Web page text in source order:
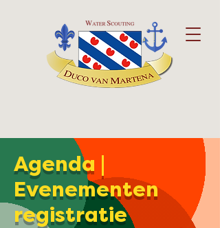
Agenda |
Evenementen
registratie